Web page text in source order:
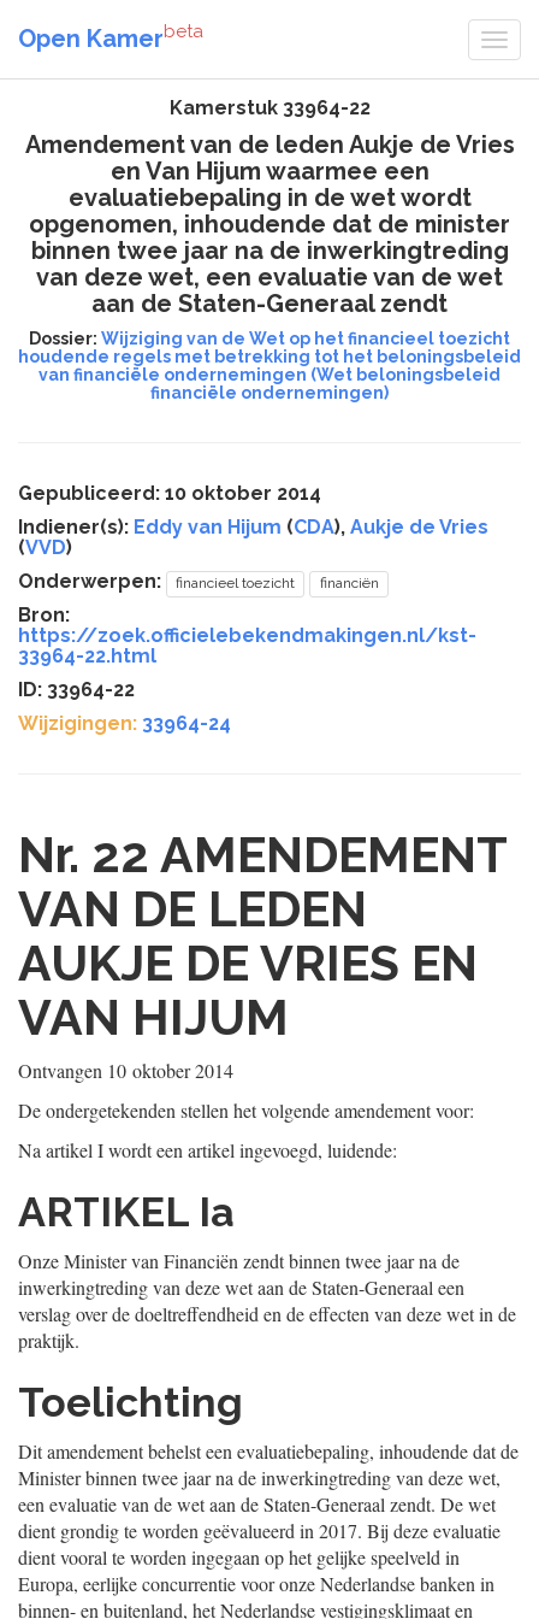
Open Kamerbeta
Kamerstuk 33964-22
Amendement van de leden Aukje de Vries
en Van Hijum waarmee een
evaluatiebepaling in de wet wordt
opgenomen, inhoudende dat de minister
binnen twee jaar na de inwerkingtreding
van deze wet, een evaluatie van de wet
aan de Staten-Generaal zendt
Dossier: Wijziging van de Wet op het financieel toezicht
houdende regels met betrekking tot het beloningsbeleid
van financiële ondernemingen (Wet beloningsbeleid
financiële ondernemingen)
Gepubliceerd: 10 oktober 2014
Indiener(s): Eddy van Hijum (CDA), Aukje de Vries
(VVD)
Onderwerpen:
financieel toezicht financiën
Bron:
https://zoek.officielebekendmakingen.nl/kst-
33964-22.html
ID: 33964-22
Wijzigingen: 33964-24
Nr. 22 AMENDEMENT
VAN DE LEDEN
AUKJE DE VRIES EN
VAN HIJUM
Ontvangen 10 oktober 2014
De ondergetekenden stellen het volgende amendement voor:
Na artikel I wordt een artikel ingevoegd, luidende:
ARTIKEL Ia
Onze Minister van Financiën zendt binnen twee jaar na de
inwerkingtreding van deze wet aan de Staten-Generaal een
verslag over de doeltreffendheid en de effecten van deze wet in de
praktijk.
Toelichting
Dit amendement behelst een evaluatiebepaling, inhoudende dat de
Minister binnen twee jaar na de inwerkingtreding van deze wet,
een evaluatie van de wet aan de Staten-Generaal zendt. De wet
dient grondig te worden geëvalueerd in 2017. Bij deze evaluatie
dient vooral te worden ingegaan op het gelijke speelveld in
Europa, eerlijke concurrentie voor onze Nederlandse banken in
binnen- en buitenland, het Nederlandse vestigingsklimaat en